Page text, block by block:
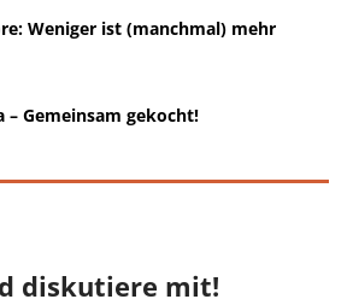
Weniger ist (manchmal) mehr
– Gemeinsam gekocht!
diskutiere mit!